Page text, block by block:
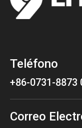
Teléfono
+86-0731-8873
Correo